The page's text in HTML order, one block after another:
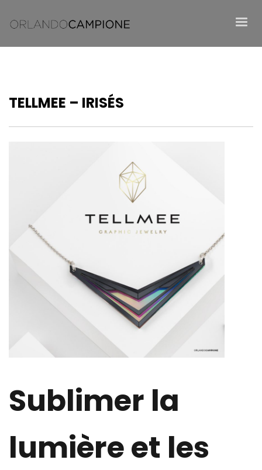
TELLMEE – IRISÉS
Sublimer la
lumière et les